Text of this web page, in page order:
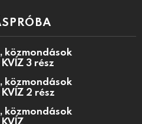
közmondások
KVÍZ 3 rész
közmondások
KVÍZ 2 rész
közmondások
KVÍZ